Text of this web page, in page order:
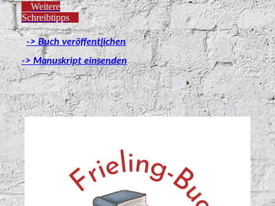
Weitere
Schreibtipps
-> Buch veröffentlichen
-> Manuskript einsenden